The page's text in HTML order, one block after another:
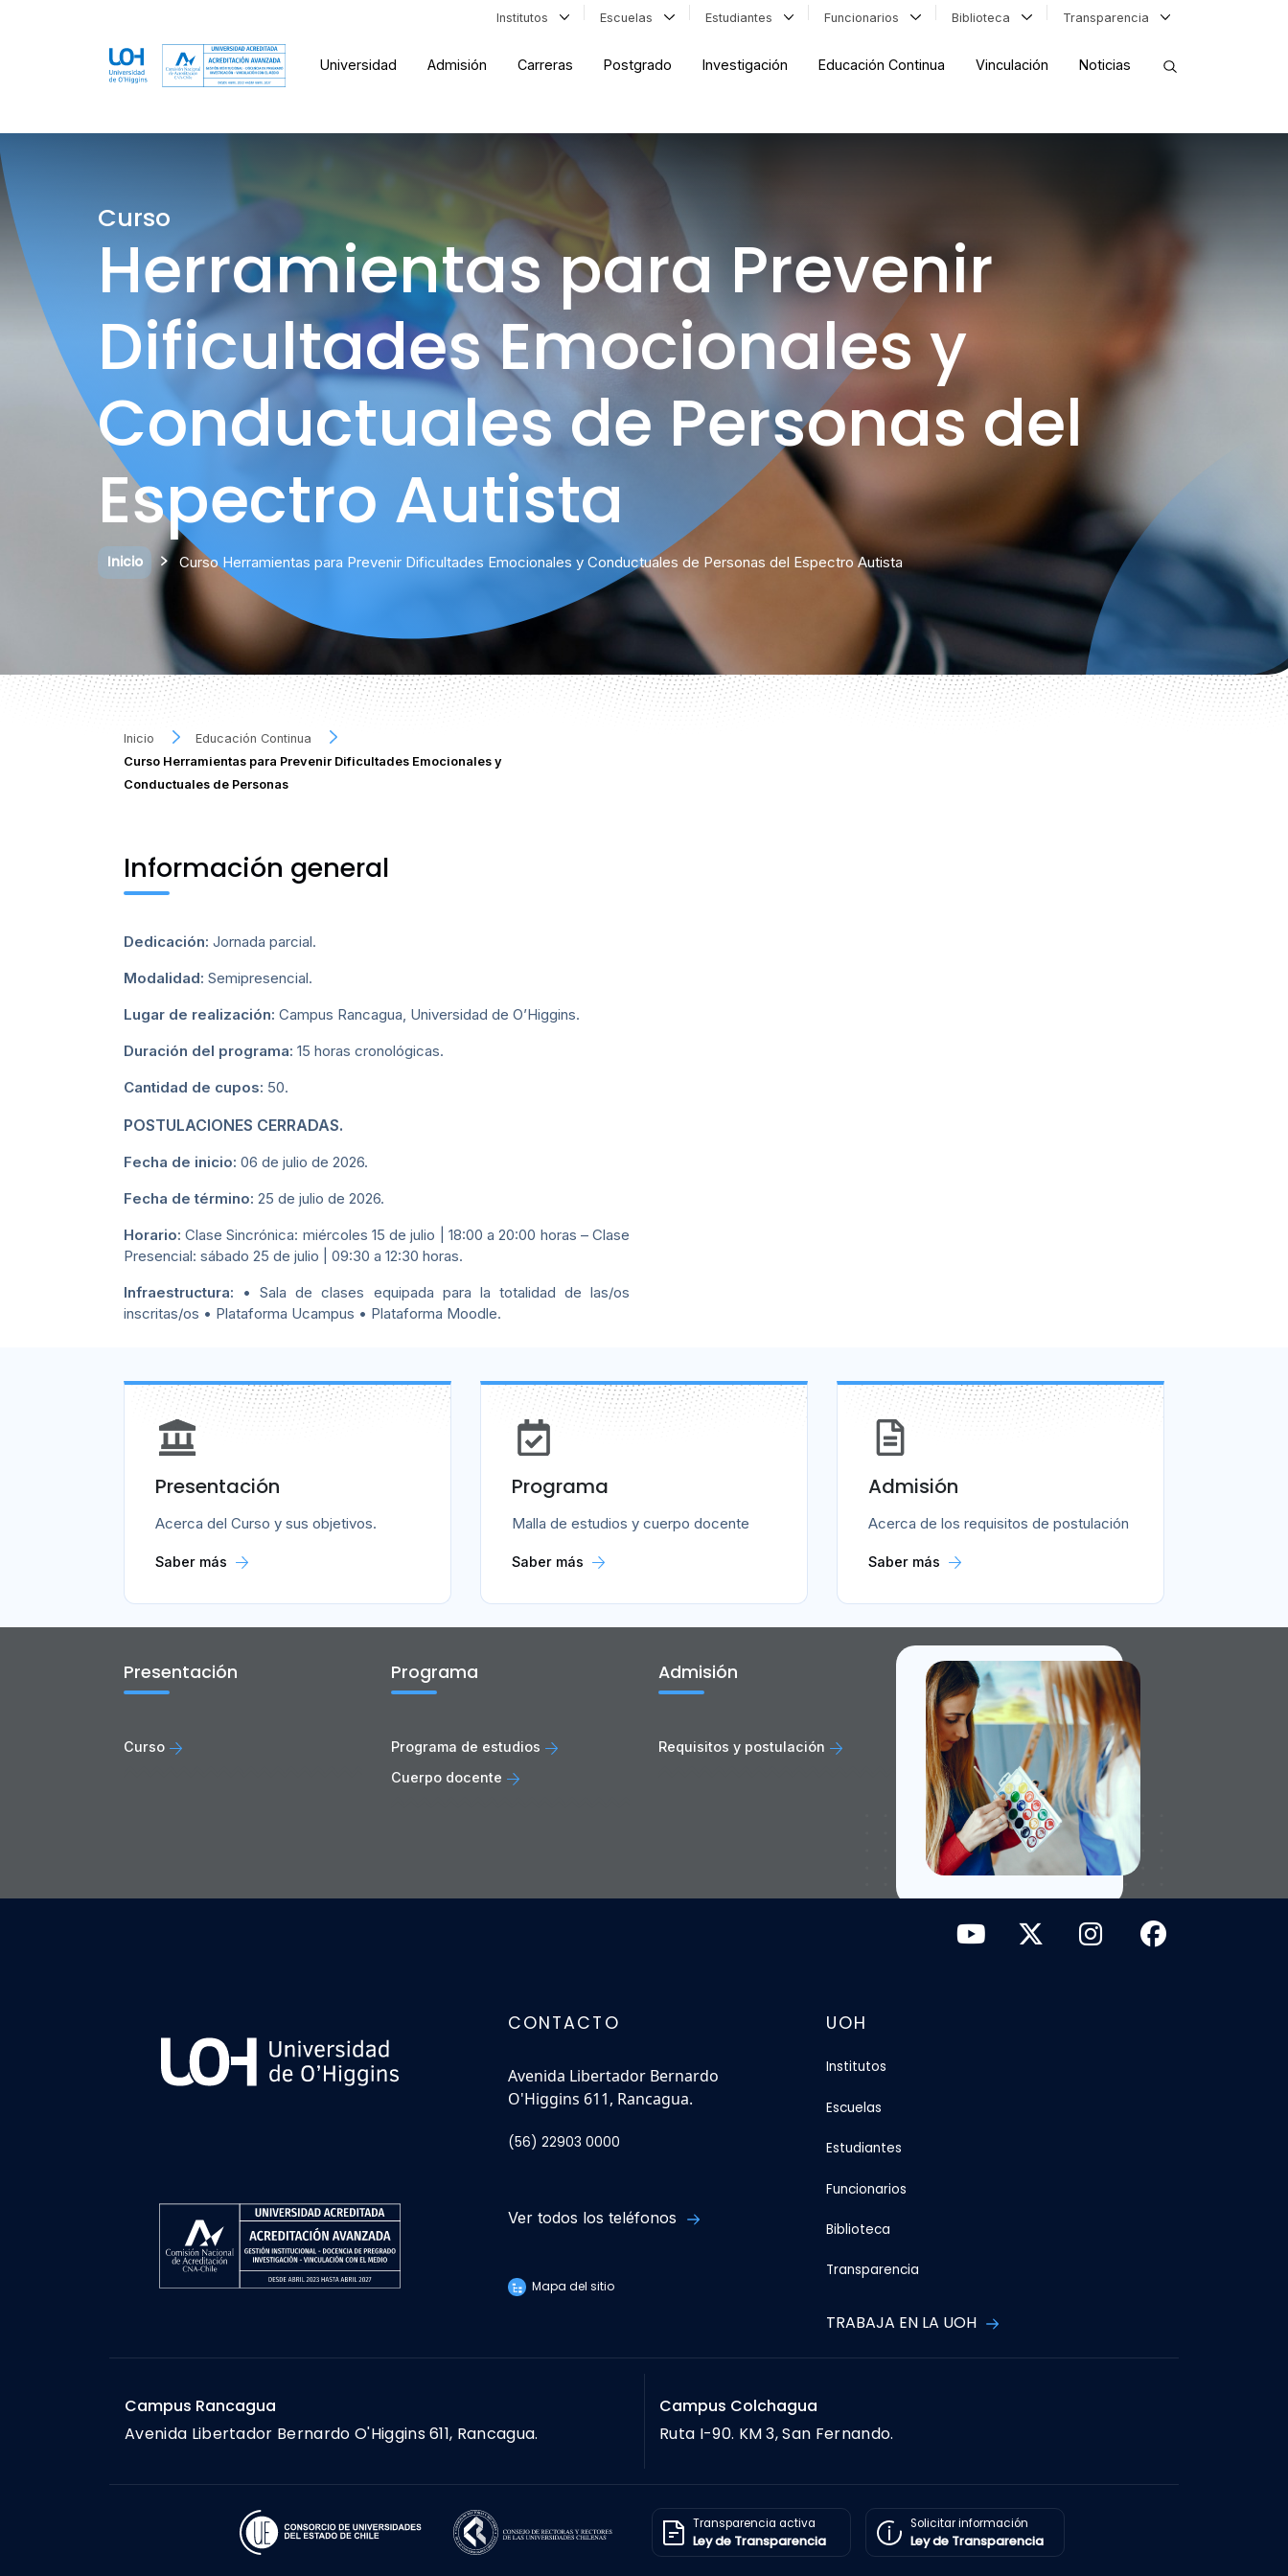
Institutos Escuelas Estudiantes Funcionarios Biblioteca Transparencia
Universidad Admisión Carreras Postgrado Investigación Educación Continua Vinculación Noticias
Curso
Herramientas para Prevenir
Dificultades Emocionales y
Conductuales de Personas del
Espectro Autista
Inicio Curso Herramientas para Prevenir Dificultades Emocionales y Conductuales de Personas del Espectro Autista
Inicio
Educación Continua
Curso Herramientas para Prevenir Dificultades Emocionales y
Conductuales de Personas
Información general
Dedicación: Jornada parcial.
Modalidad: Semipresencial.
Lugar de realización: Campus Rancagua, Universidad de O’Higgins.
Duración del programa: 15 horas cronológicas.
Cantidad de cupos: 50.
POSTULACIONES CERRADAS.
Fecha de inicio: 06 de julio de 2026.
Fecha de término: 25 de julio de 2026.
Horario:Clase Sincrónica: miércoles 15 de julio | 18:00 a 20:00 horas – Clase
Presencial: sábado 25 de julio | 09:30 a 12:30 horas.
Infraestructura: • Sala de clases equipada para la totalidad de las/os
inscritas/os • Plataforma Ucampus • Plataforma Moodle.
Presentación
Acerca del Curso y sus objetivos.
Saber más
Programa
Malla de estudios y cuerpo docente
Saber más
Admisión
Acerca de los requisitos de postulación
Saber más
Presentación
Curso
Programa
Programa de estudios
Cuerpo docente
Admisión
Requisitos y postulación
CONTACTO
Avenida Libertador Bernardo
O'Higgins 611, Rancagua.
(56) 22903 0000
Ver todos los teléfonos
Mapa del sitio
UOH
Institutos
Escuelas
Estudiantes
Funcionarios
Biblioteca
Transparencia
TRABAJA EN LA UOH
Campus Rancagua
Avenida Libertador Bernardo O'Higgins 611, Rancagua.
Campus Colchagua
Ruta I-90. KM 3, San Fernando.
Transparencia activa
Ley de Transparencia
Solicitar información
Ley de Transparencia